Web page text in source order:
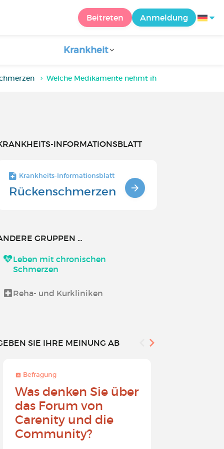
Beitreten Anmeldung
Krankheit
Welche Medikamente nehmt ihr gegen
INFORMATIONSBLATT
Krankheits-Informationsblatt
Rückenschmerzen
GRUPPEN ...
Leben mit chronischen
Schmerzen
Reha- und Kurkliniken
SIE IHRE MEINUNG AB
Befragung
Was denken Sie über
das Forum von
Carenity und die
Community?